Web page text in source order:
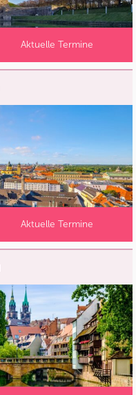
Aktuelle Termine
Aktuelle Termine